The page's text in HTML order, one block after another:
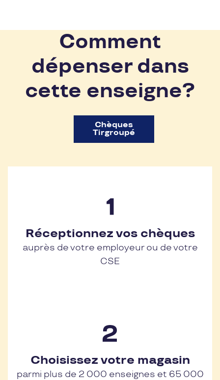
Comment
dépenser dans
cette enseigne?
Chèques
Tirgroupé
Réceptionnez vos chèques
auprès de votre employeur ou de votre
CSE
Choisissez votre magasin
parmi plus de 2 000 enseignes et 65 000